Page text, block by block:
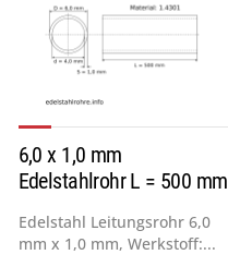
6,0 x 1,0 mm
Edelstahlrohr L = 500 mm
Edelstahl Leitungsrohr 6,0
mm x 1,0 mm, Werkstoff:...